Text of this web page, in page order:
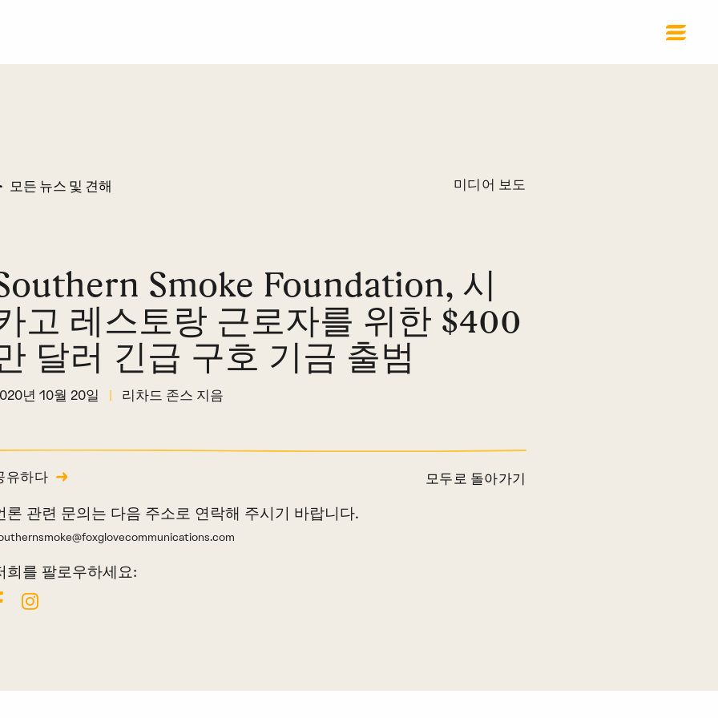
모든 뉴스 및 견해 미디어 보도
Smoke Foundation, 시
고 레스토랑 근로자를 위한 $400
달러 긴급 구호 기금 출범
년 10월 20일 | 리차드 존스 지음
유하다 모두로 돌아가기
론 관련 문의는 다음 주소로 연락해 주시기 바랍니다.
희를 팔로우하세요: